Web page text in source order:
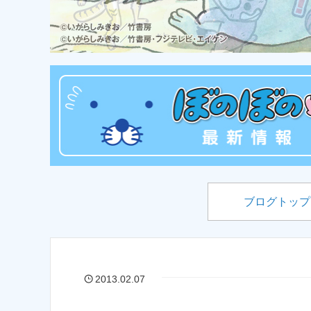
ブログトップ
2013.02.07